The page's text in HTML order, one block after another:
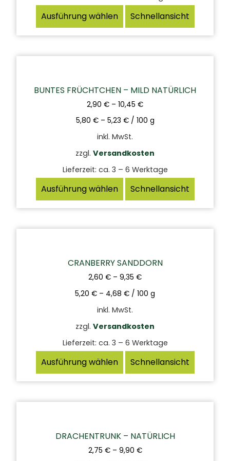
Ausführung wählen Schnellansicht
BUNTES FRÜCHTCHEN – MILD NATÜRLICH
2,90 € – 10,45 €
5,80 €– 5,23 €/ 100 g
inkl. MwSt.
zzgl. Versandkosten
Lieferzeit: ca. 3 – 6 Werktage
Ausführung wählen Schnellansicht
CRANBERRY SANDDORN
2,60 € – 9,35 €
5,20 € – 4,68 € / 100 g
inkl. MwSt.
zzgl. Versandkosten
Lieferzeit: ca. 3 – 6 Werktage
Ausführung wählen Schnellansicht
DRACHENTRUNK – NATÜRLICH
2,75 €– 9,90 €